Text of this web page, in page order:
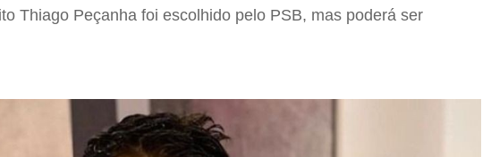
Thiago Peçanha foi escolhido pelo PSB, mas poderá ser